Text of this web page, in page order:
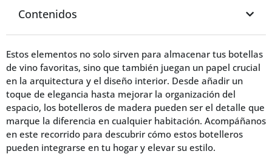
Contenidos
Estos elementos no solo sirven para almacenar tus botellas
de vino favoritas, sino que también juegan un papel crucial
en la arquitectura y el diseño interior. Desde añadir un
toque de elegancia hasta mejorar la organización del
espacio, los botelleros de madera pueden ser el detalle que
marque la diferencia en cualquier habitación. Acompáñanos
en este recorrido para descubrir cómo estos botelleros
pueden integrarse en tu hogar y elevar su estilo.